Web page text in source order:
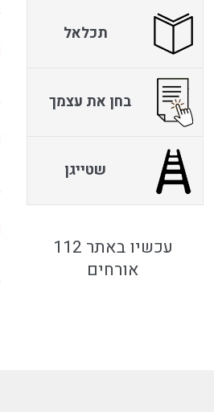
תכלאל
בחן את עצמך
שטייגן
עכשיו באתר 112
אורחים